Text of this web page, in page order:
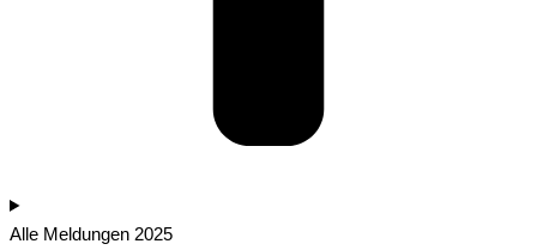
Alle Meldungen 2025